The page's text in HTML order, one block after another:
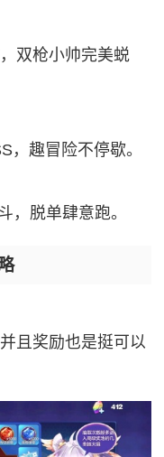
双枪小帅完美蜕
，趣冒险不停歇。
，脱单肆意跑。
且奖励也是挺可以